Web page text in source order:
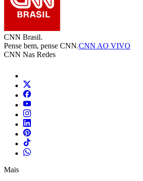
CNN Brasil.
Pense bem, pense CNN.CNN AO VIVO
CNN Nas Redes
Mais